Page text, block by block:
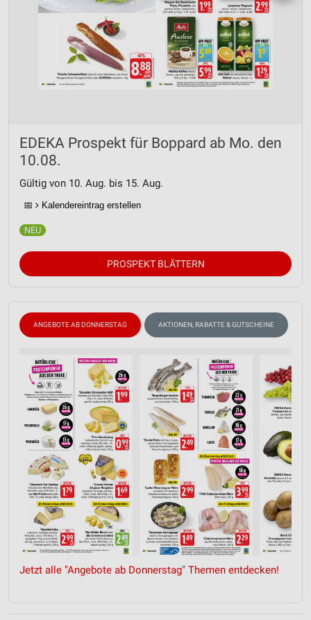
EDEKA Prospekt für Boppard ab Mo. den
10.08.
Gültig von 10. Aug. bis 15. Aug.
📅 Kalendereintrag erstellen
PROSPEKT BLÄTTERN
ANGEBOTE AB DONNERSTAG AKTIONEN, RABATTE & GUTSCHEINE
Jetzt alle "Angebote ab Donnerstag" Themen entdecken!